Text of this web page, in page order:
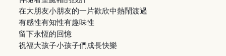
在大朋友小朋友的一片歡欣中熱鬧渡過
有感性有知性有趣味性
留下永恆的回憶
祝福大孩子小孩子們成長快樂